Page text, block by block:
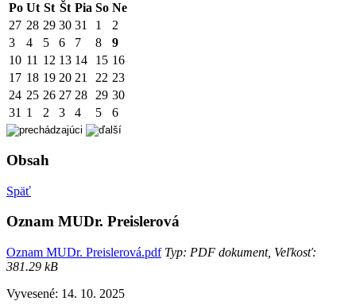
Po Ut St Št Pia So Ne
27 28 29 30 31 1
2
3
4 5 6 7 8
9
10 11 12 13 14 15 16
17 18 19 20 21 22 23
24 25 26 27 28 29 30
31 1 2 3 4 5 6
Obsah
Späť
Oznam MUDr. Preislerová
Oznam MUDr. Preislerová.pdfTyp: PDF dokument, Veľkosť:
381.29 kB
Vyvesené: 14. 10. 2025